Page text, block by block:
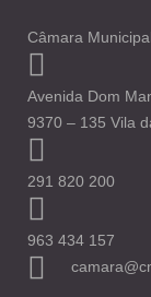
Câmara
Avenida Dom
9370 – 135 Vila
291 820 200
963 434 157